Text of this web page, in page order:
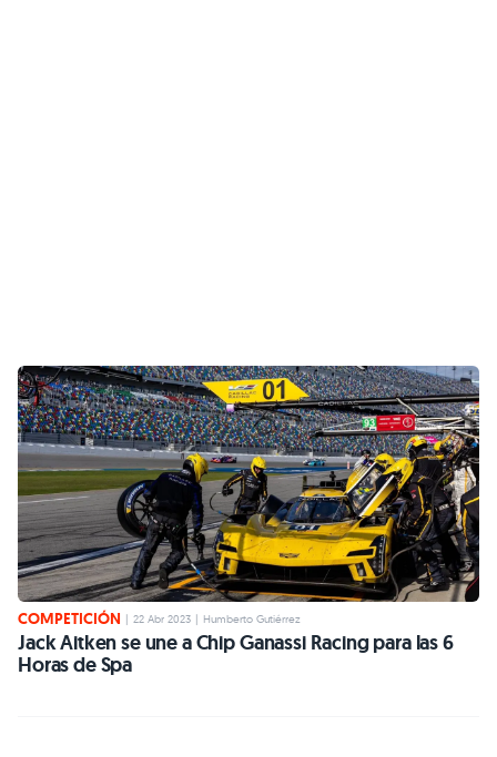
COMPETICIÓN | 22 Abr 2023 | Humberto Gutiérrez
Jack Aitken se une a Chip Ganassi Racing para las 6
Horas de Spa